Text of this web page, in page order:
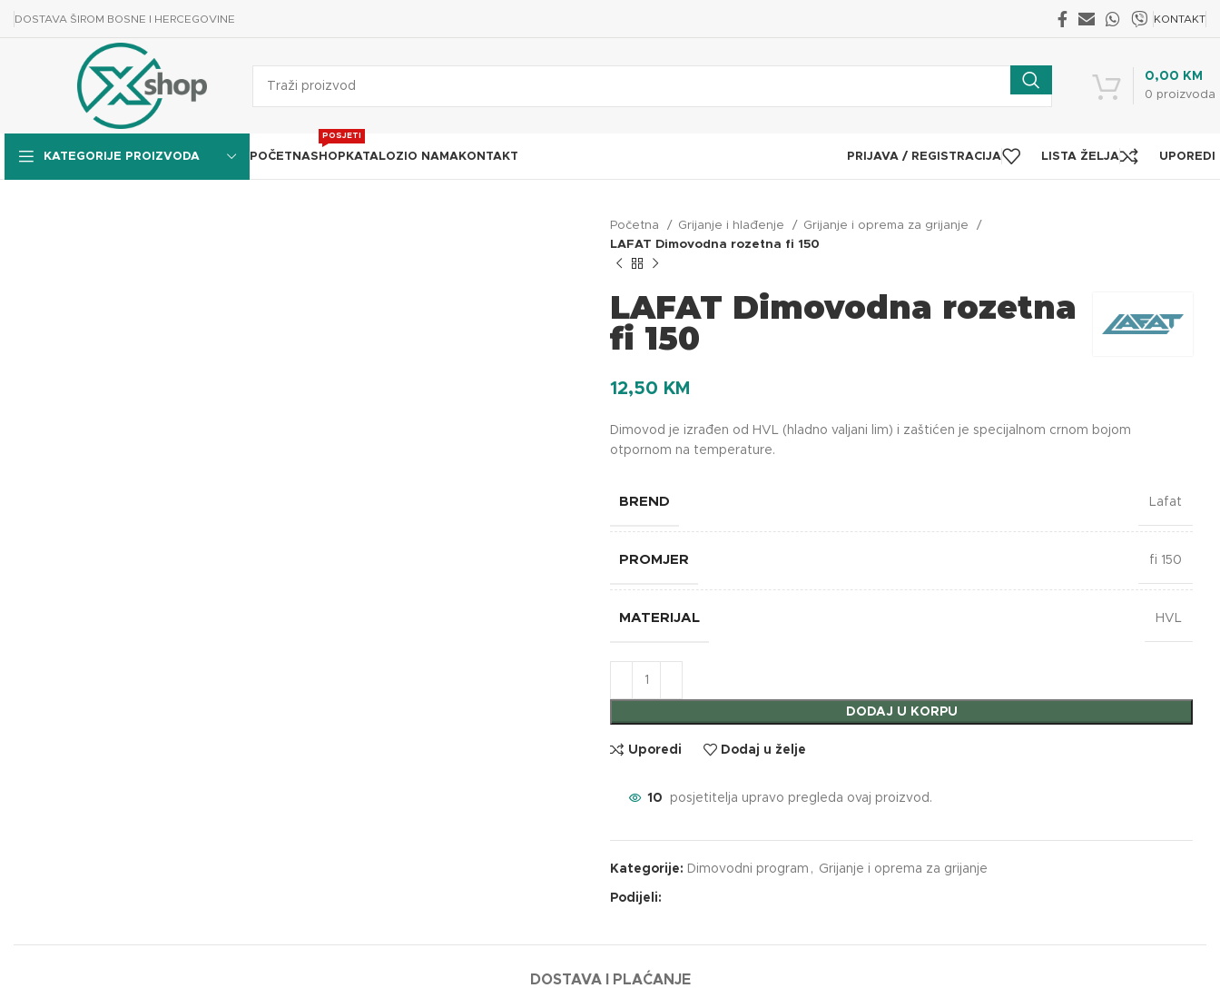
DOSTAVA ŠIROM BOSNE I HERCEGOVINE KONTAKT
0 proizvoda
0,00 KM
KATEGORIJE PROIZVODA POČETNASHOP
POSJETI
KATALOZI O NAMA KONTAKT PRIJAVA / REGISTRACIJA LISTA ŽELJA UPOREDI
Početna Grijanje i hlađenje
Grijanje i oprema za grijanje
LAFAT Dimovodna rozetna fi 150
LAFAT Dimovodna rozetna
fi 150
12,50 KM
Dimovod je izrađen od HVL (hladno valjani lim) i zaštićen je specijalnom crnom bojom
otpornom na temperature.
BREND Lafat
PROMJER fi 150
MATERIJAL HVL
DODAJ U KORPU
Uporedi Dodaj u želje
10 posjetitelja upravo pregleda ovaj proizvod.
Kategorije: Dimovodni program , Grijanje i oprema za grijanje
Podijeli:
DOSTAVA I PLAĆANJE